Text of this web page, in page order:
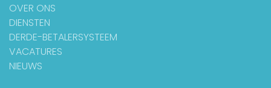
OVER ONS
DIENSTEN
DERDE-BETALERSYSTEEM
VACATURES
NIEUWS